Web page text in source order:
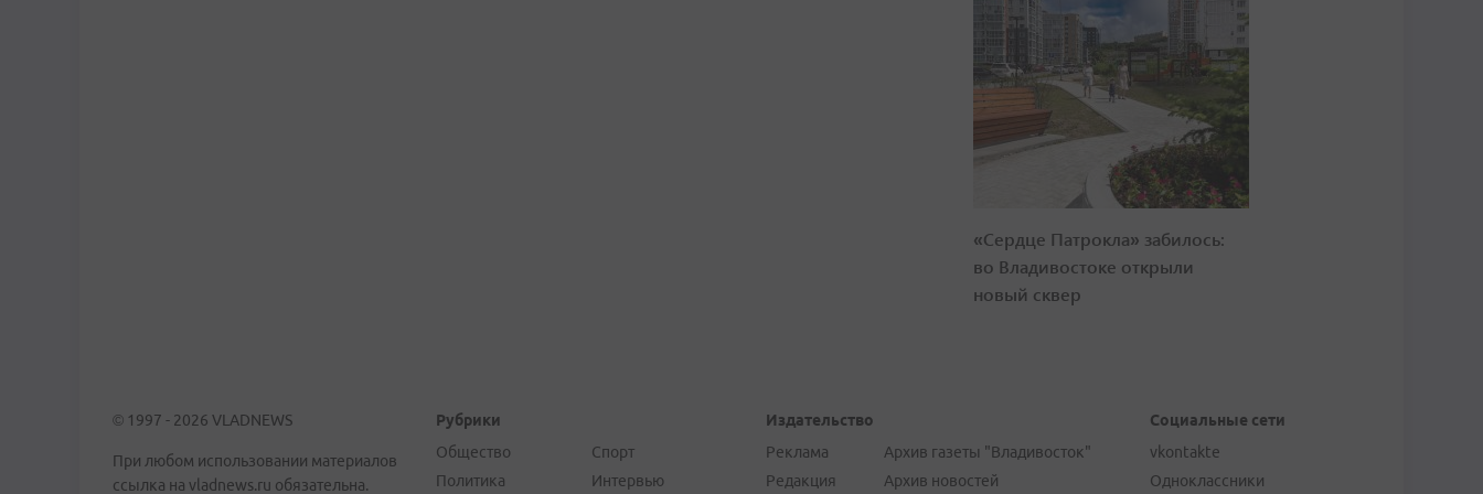
«Сердце Патрокла» забилось:
во Владивостоке открыли
новый сквер
© 1997 - 2026 VLADNEWS
При любом использовании материалов
ссылка на vladnews.ru обязательна.
Рубрики
Общество
Политика
Спорт
Интервью
Издательство
Реклама
Редакция
Архив газеты "Владивосток"
Архив новостей
Социальные сети
vkontakte
Одноклассники